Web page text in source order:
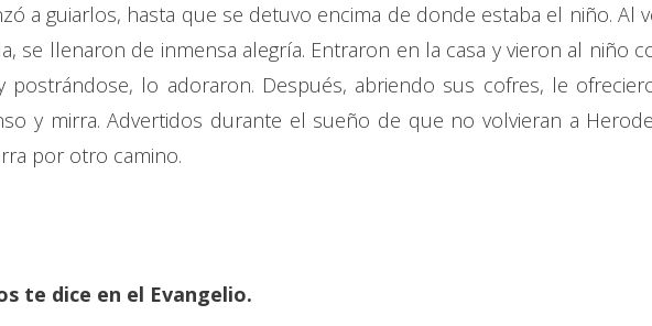
a guiarlos, hasta que se detuvo encima de donde estaba el niño. Al
se llenaron de inmensa alegría. Entraron en la casa y vieron al niño
postrándose, lo adoraron. Después, abriendo sus cofres, le
y mirra. Advertidos durante el sueño de que no volvieran a
por otro camino.
te dice en el Evangelio.